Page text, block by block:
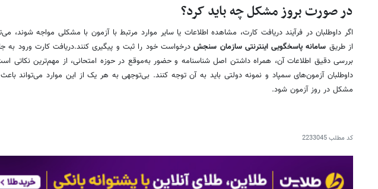
در صورت بروز مشکل چه باید کرد؟
اگر داوطلبان در فرآیند دریافت کارت، مشاهده اطلاعات یا سایر موارد مرتبط با آزمون با مشکلی مواجه شوند،
از طریق سامانه پاسخگویی اینترنتی سازمان سنجشدرخواست خود را ثبت و پیگیری کنند.دریافت کارت ورود به
بررسی دقیق اطلاعات آن، همراه داشتن اصل شناسنامه و حضور به‌موقع در حوزه امتحانی، از مهم‌ترین نکاتی
داوطلبان آزمون‌های سمپاد و نمونه دولتی باید به آن توجه کنند. بی‌توجهی به هر یک از این موارد می‌تواند باعث
مشکل در روز آزمون شود.
کد مطلب2233045